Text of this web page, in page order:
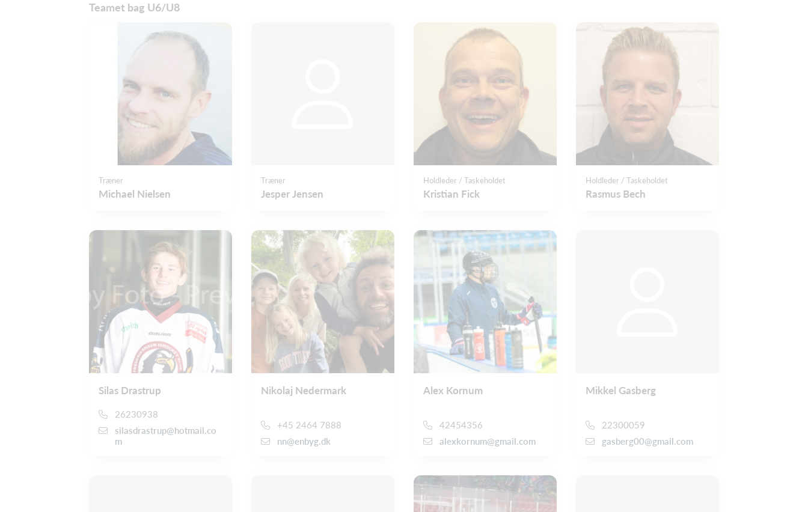
Teamet bag U6/U8
Træner
Michael Nielsen
Træner
Jesper Jensen
Holdleder / Taskeholdet
Kristian Fick
Holdleder / Taskeholdet
Rasmus Bech
Silas Drastrup
26230938
silasdrastrup@hotmail.co
m
Nikolaj Nedermark
+45 2464 7888
nn@enbyg.dk
Alex Kornum
42454356
alexkornum@gmail.com
Mikkel Gasberg
22300059
gasberg00@gmail.com